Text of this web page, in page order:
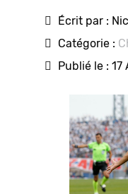
Écrit par :
Catégorie :
Publié le : 17